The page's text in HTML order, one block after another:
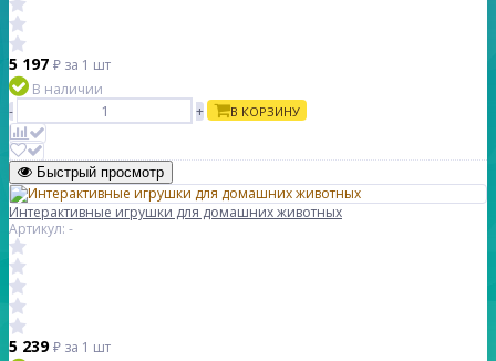
5 197 ₽ за 1 шт
В наличии
-
+ В КОРЗИНУ
Быстрый просмотр
Интерактивные игрушки для домашних животных
Артикул: -
5 239₽ за 1 шт